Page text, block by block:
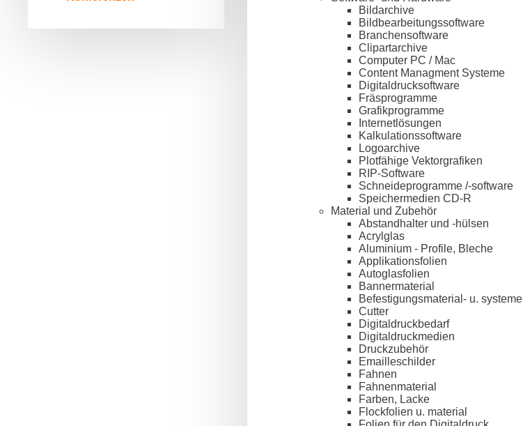
Bildarchive
Bildbearbeitungssoftware
Branchensoftware
Clipartarchive
Computer PC / Mac
Content Managment Systeme
Digitaldrucksoftware
Fräsprogramme
Grafikprogramme
Internetlösungen
Kalkulationssoftware
Logoarchive
Plotfähige Vektorgrafiken
RIP-Software
Schneideprogramme /-software
Speichermedien CD-R
Material und Zubehör
Abstandhalter und -hülsen
Acrylglas
Aluminium - Profile, Bleche
Applikationsfolien
Autoglasfolien
Bannermaterial
Befestigungsmaterial- u. systeme
Cutter
Digitaldruckbedarf
Digitaldruckmedien
Druckzubehör
Emailleschilder
Fahnen
Fahnenmaterial
Farben, Lacke
Flockfolien u. material